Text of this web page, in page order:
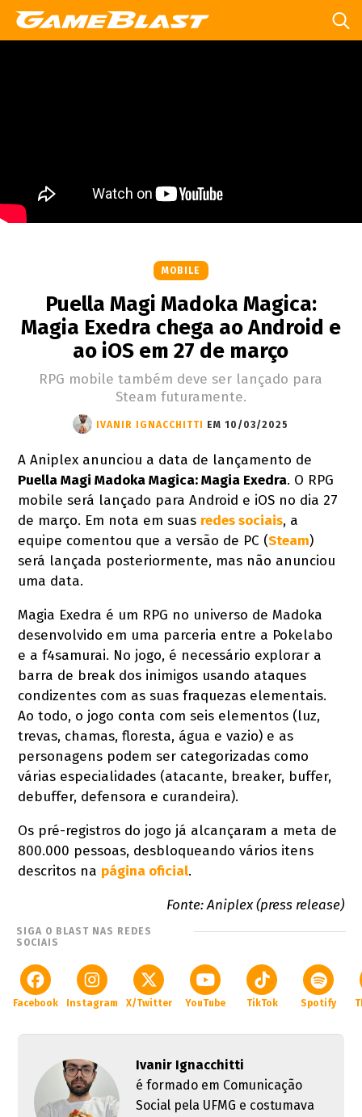
MOBILE
Puella Magi Madoka Magica:
Magia Exedra chega ao Android e
ao iOS em 27 de março
RPG mobile também deve ser lançado para
Steam futuramente.
IVANIR IGNACCHITTI EM 10/03/2025
A Aniplex anunciou a data de lançamento de
Puella Magi Madoka Magica: Magia Exedra. O RPG
mobile será lançado para Android e iOS no dia 27
de março. Em nota em suas redes sociais, a
equipe comentou que a versão de PC (Steam)
será lançada posteriormente, mas não anunciou
uma data.
Magia Exedra é um RPG no universo de Madoka
desenvolvido em uma parceria entre a Pokelabo
e a f4samurai. No jogo, é necessário explorar a
barra de break dos inimigos usando ataques
condizentes com as suas fraquezas elementais.
Ao todo, o jogo conta com seis elementos (luz,
trevas, chamas, floresta, água e vazio) e as
personagens podem ser categorizadas como
várias especialidades (atacante, breaker, buffer,
debuffer, defensora e curandeira).
Os pré-registros do jogo já alcançaram a meta de
800.000 pessoas, desbloqueando vários itens
descritos na página oficial.
Fonte: Aniplex (press release)
SIGA O BLAST NAS REDES
SOCIAIS
Facebook Instagram X/Twitter YouTube TikTok Spotify
Ivanir Ignacchitti
é formado em Comunicação
Social pela UFMG e costumava